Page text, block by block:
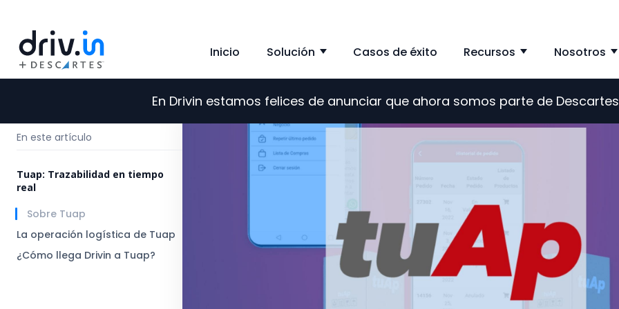
Inicio Solución Show submenu for Solución
Casos de éxito Recursos ShowNosotros
En Drivin estamos felices de anunciar que ahora somos parte de
En este artículo
Tuap: Trazabilidad en tiempo
real
Sobre Tuap
La operación logística de Tuap
¿Cómo llega Drivin a Tuap?